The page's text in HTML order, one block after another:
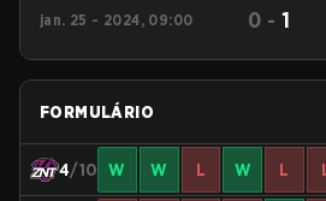
jan. 25 - 2024, 09:00 0 -1
FORMULÁRIO
4/10 W W L W L